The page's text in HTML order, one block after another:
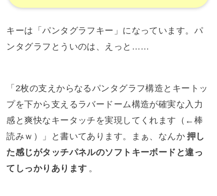
キーは「パンタグラフキー」になっています。パ
ンタグラフとういのは、えっと……
「2枚の支えからなるパンタグラフ構造とキートッ
プを下から支えるラバードーム構造が確実な入力
感と爽快なキータッチを実現してくれます（←棒
読みｗ）」と書いてあります。まぁ、なんか 押し
た感じがタッチパネルのソフトキーボードと違っ
てしっかりあります 。